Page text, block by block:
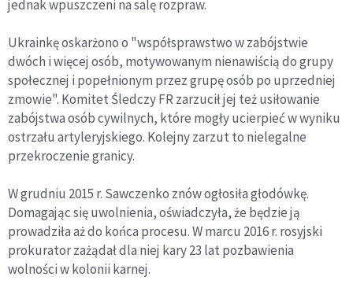
jednak wpuszczeni na salę rozpraw.
Ukrainkę oskarżono o "współsprawstwo w zabójstwie
dwóch i więcej osób, motywowanym nienawiścią do grupy
społecznej i popełnionym przez grupę osób po uprzedniej
zmowie". Komitet Śledczy FR zarzucił jej też usiłowanie
zabójstwa osób cywilnych, które mogły ucierpieć w wyniku
ostrzału artyleryjskiego. Kolejny zarzut to nielegalne
przekroczenie granicy.
W grudniu 2015 r. Sawczenko znów ogłosiła głodówkę.
Domagając się uwolnienia, oświadczyła, że będzie ją
prowadziła aż do końca procesu. W marcu 2016 r. rosyjski
prokurator zażądał dla niej kary 23 lat pozbawienia
wolności w kolonii karnej.